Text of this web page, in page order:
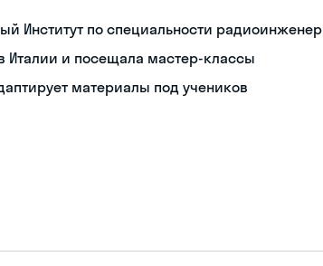
Институт по специальности радиоинженер
Италии и посещала мастер-классы
материалы под учеников